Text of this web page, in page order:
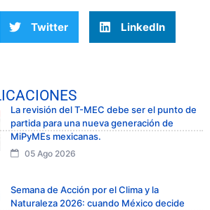
Twitter LinkedIn
La revisión del T-MEC debe ser el punto de
partida para una nueva generación de
MiPyMEs mexicanas.
05 Ago 2026
Semana de Acción por el Clima y la
Naturaleza 2026: cuando México decide